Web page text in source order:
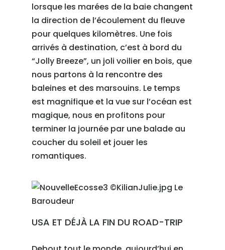
lorsque les marées de la baie changent
la direction de l’écoulement du fleuve
pour quelques kilomètres. Une fois
arrivés à destination, c’est à bord du
“Jolly Breeze”, un joli voilier en bois, que
nous partons à la rencontre des
baleines et des marsouins. Le temps
est magnifique et la vue sur l’océan est
magique, nous en profitons pour
terminer la journée par une balade au
coucher du soleil et jouer les
romantiques.
USA ET DÉJÀ LA FIN DU ROAD-TRIP